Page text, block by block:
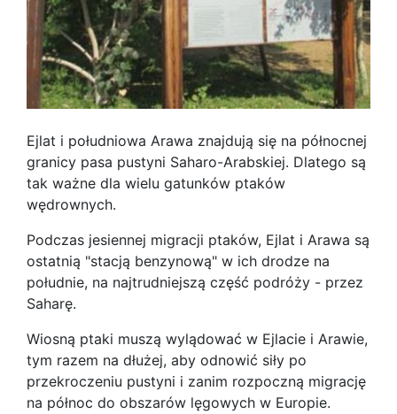
Ejlat i południowa Arawa znajdują się na północnej
granicy pasa pustyni Saharo-Arabskiej. Dlatego są
tak ważne dla wielu gatunków ptaków
wędrownych.
Podczas jesiennej migracji ptaków, Ejlat i Arawa są
ostatnią "stacją benzynową" w ich drodze na
południe, na najtrudniejszą część podróży - przez
Saharę.
Wiosną ptaki muszą wylądować w Ejlacie i Arawie,
tym razem na dłużej, aby odnowić siły po
przekroczeniu pustyni i zanim rozpoczną migrację
na północ do obszarów lęgowych w Europie.